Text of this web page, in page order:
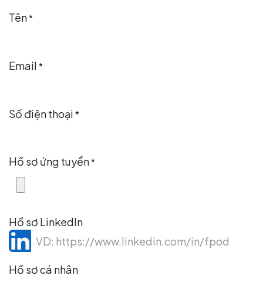
Tên*
Email *
Số điện thoại *
Hồ sơ ứng tuyển*
Hồ sơ LinkedIn
Hồ sơ cá nhân